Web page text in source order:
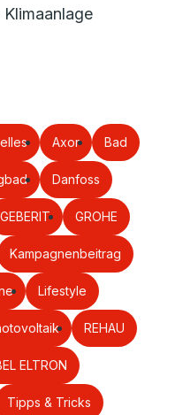
Axor Bad
Danfoss
GEBERIT GROHE
Kampagnenbeitrag
Lifestyle
REHAU
ELTRON
Tipps & Tricks